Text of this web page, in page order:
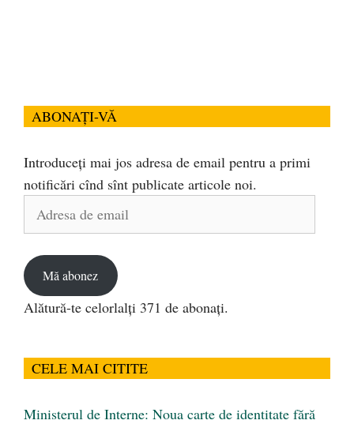
ABONAȚI-VĂ
Introduceți mai jos adresa de email pentru a primi
notificări cînd sînt publicate articole noi.
Adresa
Mă abonez
Alătură-te celorlalți 371 de abonați.
CELE MAI CITITE
Ministerul de Interne: Noua carte de identitate fără